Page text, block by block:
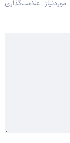
علامت‌گذاری